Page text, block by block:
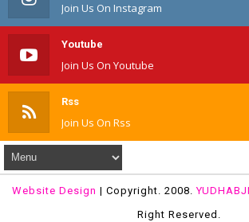
Join Us On Instagram
Youtube
Join Us On Youtube
Rss
Join Us On Rss
Website Design | Copyright. 2008.
Right Reserved.